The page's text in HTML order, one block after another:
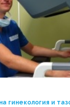
гинекология и